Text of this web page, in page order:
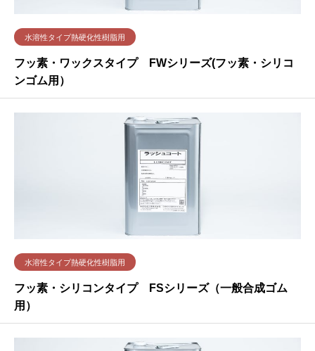
水溶性タイプ熱硬化性樹脂用
フッ素・ワックスタイプ FWシリーズ(フッ素・シリコ
ンゴム用）
水溶性タイプ熱硬化性樹脂用
フッ素・シリコンタイプ FSシリーズ（一般合成ゴム
用）